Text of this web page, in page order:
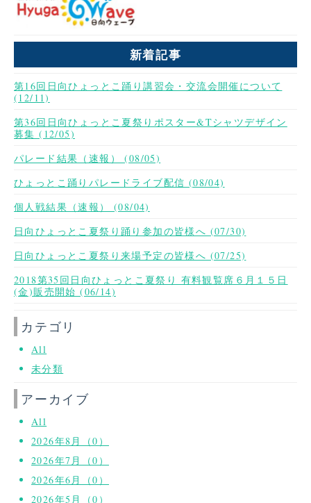
新着記事
第16回日向ひょっとこ踊り講習会・交流会開催について
(12/11)
第36回日向ひょっとこ夏祭りポスター&Tシャツデザイン
募集 (12/05)
パレード結果（速報） (08/05)
ひょっとこ踊りパレードライブ配信 (08/04)
個人戦結果（速報） (08/04)
日向ひょっとこ夏祭り踊り参加の皆様へ (07/30)
日向ひょっとこ夏祭り来場予定の皆様へ (07/25)
2018第35回日向ひょっとこ夏祭り 有料観覧席６月１５日
(金)販売開始 (06/14)
カテゴリ
All
未分類
アーカイブ
All
2026年8月（0）
2026年7月（0）
2026年6月（0）
2026年5月（0）